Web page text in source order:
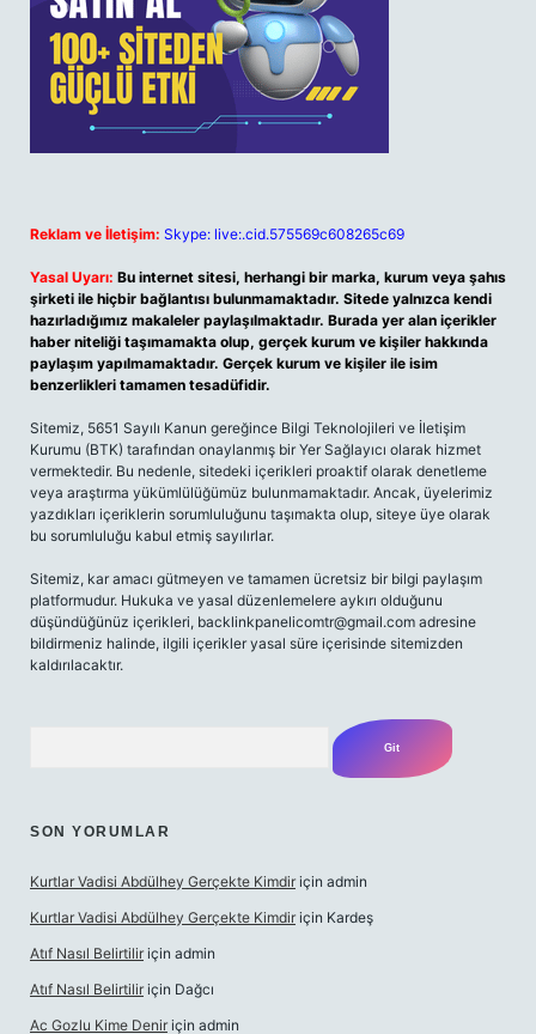
Reklam ve İletişim: Skype: live:.cid.575569c608265c69
Yasal Uyarı: Bu internet sitesi, herhangi bir marka, kurum veya şahıs
şirketi ile hiçbir bağlantısı bulunmamaktadır. Sitede yalnızca kendi
hazırladığımız makaleler paylaşılmaktadır. Burada yer alan içerikler
haber niteliği taşımamakta olup, gerçek kurum ve kişiler hakkında
paylaşım yapılmamaktadır. Gerçek kurum ve kişiler ile isim
benzerlikleri tamamen tesadüfidir.
Sitemiz, 5651 Sayılı Kanun gereğince Bilgi Teknolojileri ve İletişim
Kurumu (BTK) tarafından onaylanmış bir Yer Sağlayıcı olarak hizmet
vermektedir. Bu nedenle, sitedeki içerikleri proaktif olarak denetleme
veya araştırma yükümlülüğümüz bulunmamaktadır. Ancak, üyelerimiz
yazdıkları içeriklerin sorumluluğunu taşımakta olup, siteye üye olarak
bu sorumluluğu kabul etmiş sayılırlar.
Sitemiz, kar amacı gütmeyen ve tamamen ücretsiz bir bilgi paylaşım
platformudur. Hukuka ve yasal düzenlemelere aykırı olduğunu
düşündüğünüz içerikleri, backlinkpanelicomtr@gmail.com adresine
bildirmeniz halinde, ilgili içerikler yasal süre içerisinde sitemizden
kaldırılacaktır.
SON YORUMLAR
Kurtlar Vadisi Abdülhey Gerçekte Kimdir için admin
Kurtlar Vadisi Abdülhey Gerçekte Kimdir için Kardeş
Atıf Nasıl Belirtilir için admin
Atıf Nasıl Belirtilir için Dağcı
Ac Gozlu Kime Denir için admin